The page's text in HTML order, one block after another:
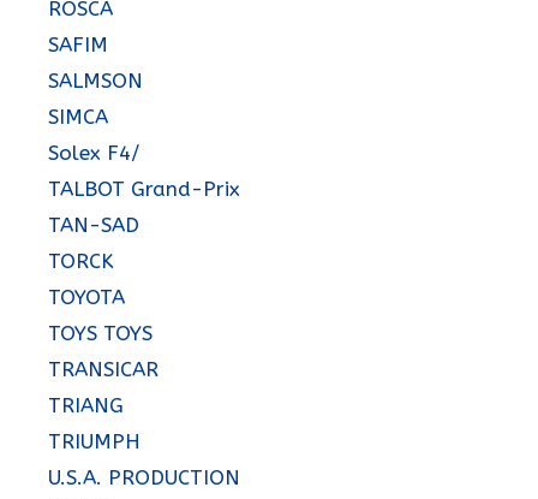
ROSCA
SAFIM
SALMSON
SIMCA
Solex F4/
TALBOT Grand-Prix
TAN-SAD
TORCK
TOYOTA
TOYS TOYS
TRANSICAR
TRIANG
TRIUMPH
U.S.A. PRODUCTION